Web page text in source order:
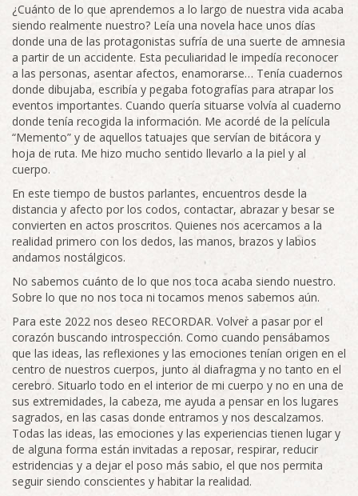
¿Cuánto de lo que aprendemos a lo largo de nuestra vida acaba
siendo realmente nuestro? Leía una novela hace unos días
donde una de las protagonistas sufría de una suerte de amnesia
a partir de un accidente. Esta peculiaridad le impedía reconocer
a las personas, asentar afectos, enamorarse… Tenía cuadernos
donde dibujaba, escribía y pegaba fotografías para atrapar los
eventos importantes. Cuando quería situarse volvía al cuaderno
donde tenía recogida la información. Me acordé de la película
“Memento” y de aquellos tatuajes que servían de bitácora y
hoja de ruta. Me hizo mucho sentido llevarlo a la piel y al
cuerpo.
En este tiempo de bustos parlantes, encuentros desde la
distancia y afecto por los codos, contactar, abrazar y besar se
convierten en actos proscritos. Quienes nos acercamos a la
realidad primero con los dedos, las manos, brazos y labios
andamos nostálgicos.
No sabemos cuánto de lo que nos toca acaba siendo nuestro.
Sobre lo que no nos toca ni tocamos menos sabemos aún.
Para este 2022 nos deseo RECORDAR. Volver a pasar por el
corazón buscando introspección. Como cuando pensábamos
que las ideas, las reflexiones y las emociones tenían origen en el
centro de nuestros cuerpos, junto al diafragma y no tanto en el
cerebro. Situarlo todo en el interior de mi cuerpo y no en una de
sus extremidades, la cabeza, me ayuda a pensar en los lugares
sagrados, en las casas donde entramos y nos descalzamos.
Todas las ideas, las emociones y las experiencias tienen lugar y
de alguna forma están invitadas a reposar, respirar, reducir
estridencias y a dejar el poso más sabio, el que nos permita
seguir siendo conscientes y habitar la realidad.